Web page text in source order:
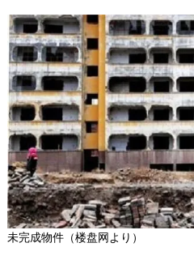
未完成物件（楼盘网より）